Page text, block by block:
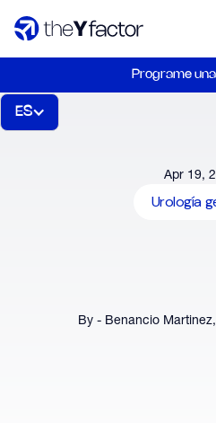
Programe
ES
Apr 19,
Urología
By - Benancio